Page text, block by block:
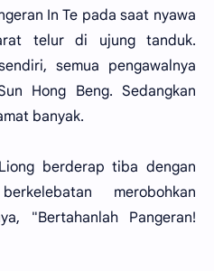
In Te pada saat nyawa
telur di ujung tanduk.
semua pengawalnya
Hong Beng. Sedangkan
banyak.
berderap tiba dengan
merobohkan
"Bertahanlah Pangeran!